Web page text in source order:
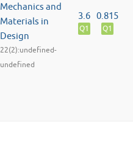
Mechanics and
Materials in
Design
22(2):undefined-
undefined
3.6
Q1
0.815
Q1